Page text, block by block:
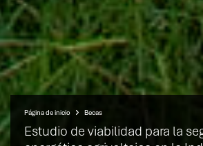
Página de inicio Becas
Estudio de viabilidad para la